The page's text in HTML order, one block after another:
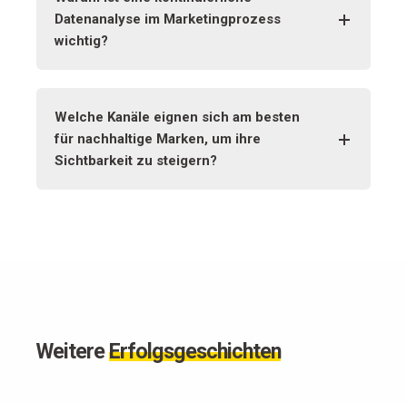
Datenanalyse im Marketingprozess
wichtig?
Welche Kanäle eignen sich am besten
für nachhaltige Marken, um ihre
Sichtbarkeit zu steigern?
WeitereErfolgsgeschichten